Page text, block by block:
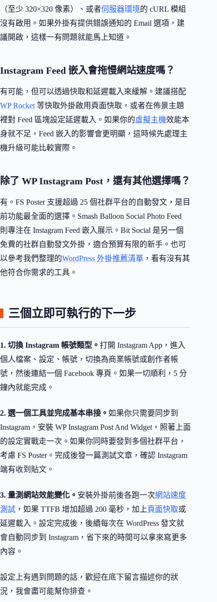
（至少 320×320 像素）、或者伺服器環境的 cURL 模組
沒有啟用。如果外掛有提供錯誤通知的 Email 選項，建
議開啟，這樣一有問題就能馬上知道。
Instagram Feed 嵌入會拖慢網站速度嗎？
有可能，但可以透過快取和延遲載入來緩解。建議搭配
WP Rocket等快取外掛啟用頁面快取，或者在佈景主題
裡對 Feed 區塊設定延遲載入。如果你的虛擬主機效能本
身就不足，Feed 嵌入的影響會更明顯，這時候先處理主
機升級可能比較實際。
除了 WP Instagram Post，還有其他選擇嗎？
有。FS Poster 支援超過 25 個社群平台的自動發文，是目
前功能最全面的選擇。Smash Balloon Social Photo Feed
則專注在 Instagram Feed 嵌入展示。Bit Social 是另一個
免費的社群自動發文外掛，適合預算有限的新手。也可
以參考我們整理的WordPress 外掛推薦清單 ，看有沒有其
他符合你需求的工具。
三個立即可執行的下一步
1. 切換 Instagram 帳號類型。 打開 Instagram App，進入
個人檔案、設定、帳號，切換為商業帳號或創作者帳
號，然後連結一個 Facebook 專頁。如果一切順利，5 分
鐘內就能完成。
2. 選一個工具並完成基本串接。 如果你只需要同步到
Instagram，安裝 WP Instagram Post And Widget，照著上面
的設定實戰走一次。如果你同時要發到多個社群平台，
考慮 FS Poster。完成後發一篇測試文章，確認 Instagram
端有收到貼文。
3. 量測網站效能變化。 安裝外掛前後各跑一次網站速度
測試 ，如果 TTFB 增加超過 200 毫秒，加上 頁面快取或
延遲載入。設定完成後，後續每次在 WordPress 發文就
會自動同步到 Instagram，省下來的時間可以拿來寫更多
內容。
設定上有遇到問題的話，歡迎在底下留言描述你的狀
況，我會盡可能幫你排查。